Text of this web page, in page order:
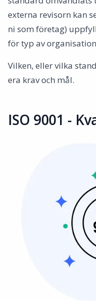
externa revisorn kan
ni som företag)
för typ av
Vilken, eller vilka
era krav och mål.
ISO 9001 -